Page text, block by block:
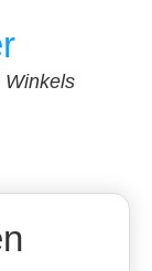
Winkels